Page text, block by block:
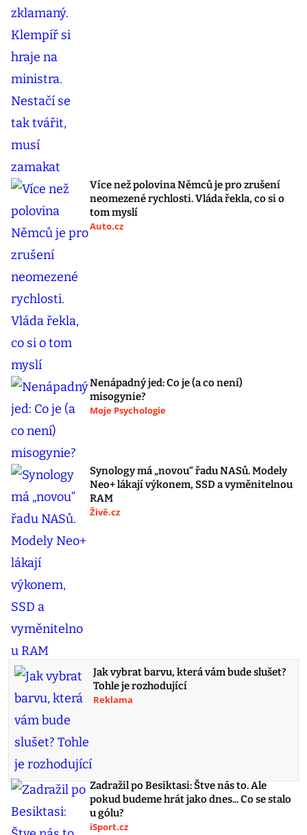
Více než polovina Němců je pro zrušení
neomezené rychlosti. Vláda řekla, co si o
tom myslí
Auto.cz
Nenápadný jed: Co je (a co není)
misogynie?
Moje Psychologie
Synology má „novou“ řadu NASů. Modely
Neo+ lákají výkonem, SSD a vyměnitelnou
RAM
Živě.cz
Jak vybrat barvu, která vám bude slušet?
Tohle je rozhodující
Reklama
Zadražil po Besiktasi: Štve nás to. Ale
pokud budeme hrát jako dnes... Co se stalo
u gólu?
iSport.cz